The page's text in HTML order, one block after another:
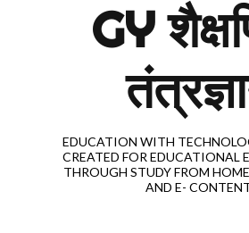
GY
EDUCATION WITH
CREATED FOR EDUCATIONAL
THROUGH STUDY FROM
AND E-